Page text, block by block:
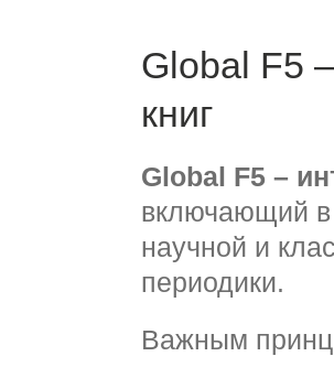
Global F5
книг
Global F5 –
включающий в
научной и
периодики.
Важным